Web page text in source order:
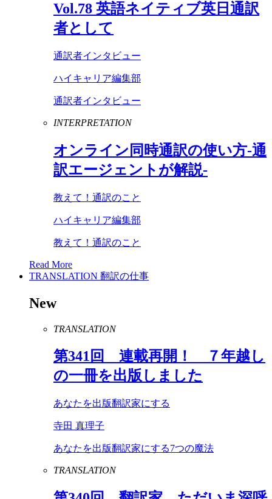
Vol.78 英語ネイティブ英日通訳
者として
通訳者インタビュー
ハイキャリア編集部
通訳者インタビュー
INTERPRETATION
オンライン同時通訳の使い方-通
訳エージェントが解説-
教えて！通訳のこと
ハイキャリア編集部
教えて！通訳のこと
Read More
TRANSLATION 翻訳の仕事
New
TRANSLATION
第341回 連載再開！ ７年越し
の一冊を出版しました
あなたを出版翻訳家にする
寺田 真理子
あなたを出版翻訳家にする7つの魔法
TRANSLATION